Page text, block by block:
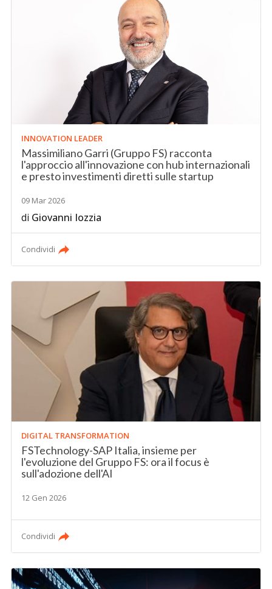
INNOVATION LEADER
Massimiliano Garri (Gruppo FS) racconta
l'approccio all'innovazione con hub internazionali
e presto investimenti diretti sulle startup
09 Mar 2026
di Giovanni Iozzia
Condividi
DIGITAL TRANSFORMATION
FSTechnology-SAP Italia, insieme per
l'evoluzione del Gruppo FS: ora il focus è
sull'adozione dell'AI
12 Gen 2026
Condividi